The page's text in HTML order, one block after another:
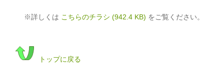
※詳しくは こちらのチラシ (942.4 KB) をご覧ください。
トップに戻る